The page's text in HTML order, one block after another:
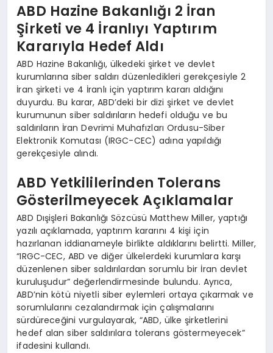
SIYASET
ABD Hazine Bakanlığı 2 İran
Şirketi ve 4 İranlıyı Yaptırım
Kararıyla Hedef Aldı
ABD Hazine Bakanlığı, ülkedeki şirket ve devlet
kurumlarına siber saldırı düzenledikleri gerekçesiyle 2
İran şirketi ve 4 İranlı için yaptırım kararı aldığını
duyurdu. Bu karar, ABD’deki bir dizi şirket ve devlet
kurumunun siber saldırıların hedefi olduğu ve bu
saldırıların İran Devrimi Muhafızları Ordusu-Siber
Elektronik Komutası (IRGC-CEC) adına yapıldığı
gerekçesiyle alındı.
ABD Yetkililerinden Tolerans
Gösterilmeyecek Açıklamalar
ABD Dışişleri Bakanlığı Sözcüsü Matthew Miller, yaptığı
yazılı açıklamada, yaptırım kararını 4 kişi için
hazırlanan iddianameyle birlikte aldıklarını belirtti. Miller,
“IRGC-CEC, ABD ve diğer ülkelerdeki kurumlara karşı
düzenlenen siber saldırılardan sorumlu bir İran devlet
kuruluşudur” değerlendirmesinde bulundu. Ayrıca,
ABD’nin kötü niyetli siber eylemleri ortaya çıkarmak ve
sorumlularını cezalandırmak için çalışmalarını
sürdüreceğini vurgulayarak, “ABD, ülke şirketlerini
hedef alan siber saldırılara tolerans göstermeyecek”
ifadesini kullandı.